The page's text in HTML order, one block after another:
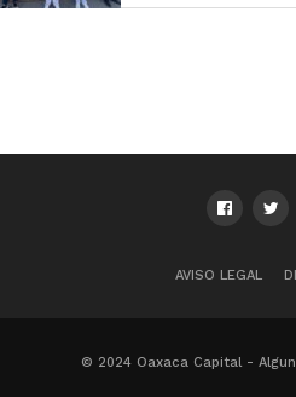
AVISO LEGAL
© 2024 Oaxaca Capital -